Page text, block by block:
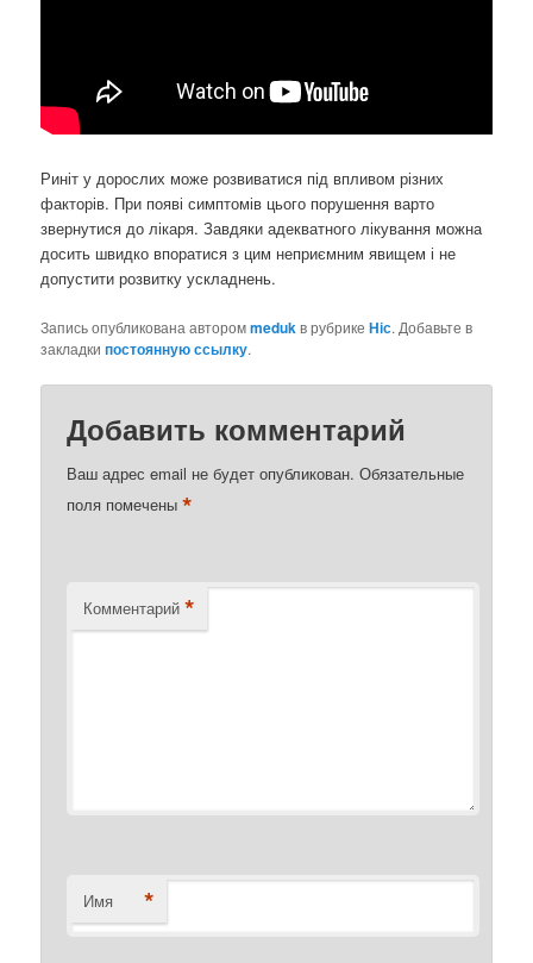
Риніт у дорослих може розвиватися під впливом різних
факторів. При появі симптомів цього порушення варто
звернутися до лікаря. Завдяки адекватного лікування можна
досить швидко впоратися з цим неприємним явищем і не
допустити розвитку ускладнень.
Запись опубликована авторомmeduk в рубрикеНіс. Добавьте в
закладкипостоянную ссылку.
Добавить комментарий
Ваш адрес email не будет опубликован. Обязательные
поля помечены*
Комментарий *
Имя *